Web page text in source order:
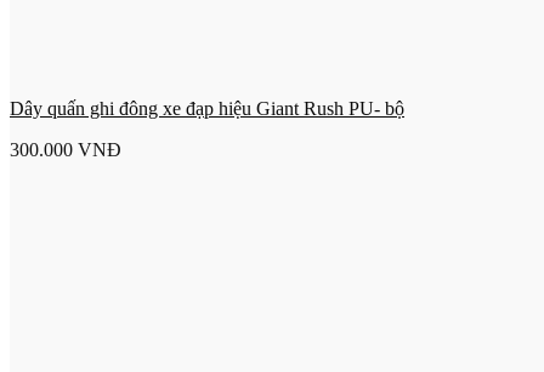
Dây quấn ghi đông xe đạp hiệu Giant Rush PU- bộ
300.000 VNĐ